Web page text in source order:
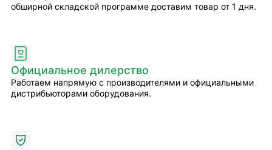
обширной складской программе доставим товар от 1 дня.
Официальное дилерство
Работаем напрямую с производителями и официальными
дистрибьюторами оборудования.